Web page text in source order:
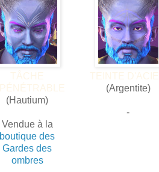
TÂCHE
(Hautium)
Vendue à la
boutique des
Gardes des
ombres
TEINTE
(Argentite)
-